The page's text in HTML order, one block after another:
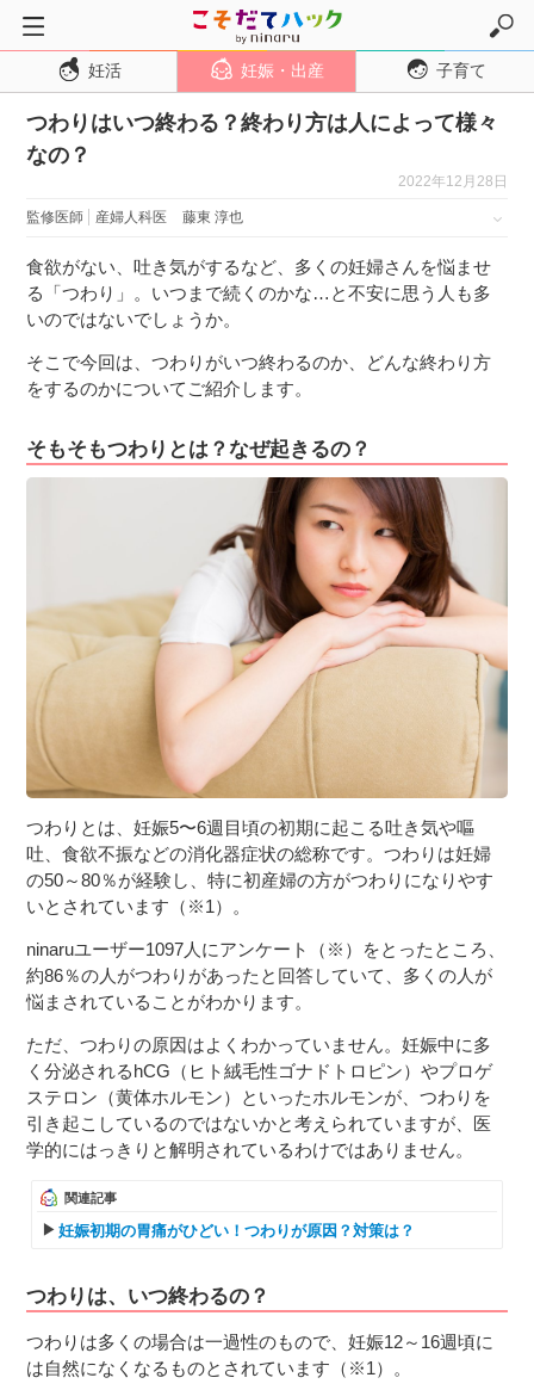
トップページ
妊活
妊娠・出産
妊娠中期
妊娠後期
出産
０歳児
７〜１２歳児
妊活 妊娠・出産 子育て
つわりはいつ終わる？終わり方は人によって様々
なの？
2022年12月28日
監修医師 産婦人科医 藤東 淳也
食欲がない、吐き気がするなど、多くの妊婦さんを悩ませ
る「つわり」。いつまで続くのかな…と不安に思う人も多
いのではないでしょうか。
そこで今回は、つわりがいつ終わるのか、どんな終わり方
をするのかについてご紹介します。
そもそもつわりとは？なぜ起きるの？
つわりとは、妊娠5〜6週目頃の初期に起こる吐き気や嘔
吐、食欲不振などの消化器症状の総称です。つわりは妊婦
の50～80％が経験し、特に初産婦の方がつわりになりやす
いとされています（※1）。
ninaruユーザー1097人にアンケート（※）をとったところ、
約86％の人がつわりがあったと回答していて、多くの人が
悩まされていることがわかります。
ただ、つわりの原因はよくわかっていません。妊娠中に多
く分泌されるhCG（ヒト絨毛性ゴナドトロピン）やプロゲ
ステロン（黄体ホルモン）といったホルモンが、つわりを
引き起こしているのではないかと考えられていますが、医
学的にはっきりと解明されているわけではありません。
関連記事
妊娠初期の胃痛がひどい！つわりが原因？対策は？
つわりは、いつ終わるの？
つわりは多くの場合は一過性のもので、妊娠12～16週頃に
は自然になくなるものとされています（※1）。